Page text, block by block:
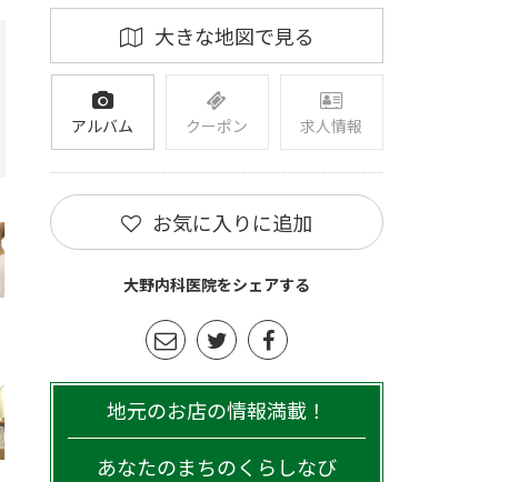
大きな地図で見る
アルバム クーポン 求人情報
お気に入りに追加
大野内科医院をシェアする
地元のお店の情報満載！
あなたのまちのくらしなび